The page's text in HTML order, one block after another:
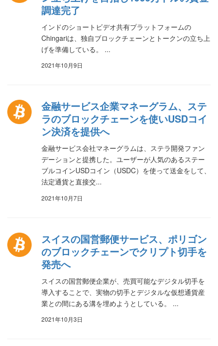
調達完了
インドのショートビデオ共有プラットフォームの
Chingariは、独自ブロックチェーンとトークンの立ち上
げを準備している。 ...
2021年10月9日
金融サービス企業マネーグラム、ステ
ラのブロックチェーンを使いUSDコイ
ン決済を提供へ
金融サービス会社マネーグラムは、ステラ開発ファン
デーションと提携した。ユーザーが人気のあるステー
ブルコインUSDコイン（USDC）を使って送金をして、
法定通貨と直接交...
2021年10月7日
スイスの国営郵便サービス、ポリゴン
のブロックチェーンでクリプト切手を
発売へ
スイスの国営郵便企業が、売買可能なデジタル切手を
導入することで、実物の切手とデジタルな仮想通貨産
業との間にある溝を埋めようとしている。 ...
2021年10月3日